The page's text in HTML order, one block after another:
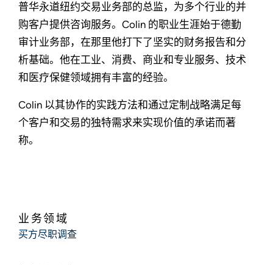
普华永道纽约交易业务部的总监，为多个行业的并
购客户提供咨询服务。Colin 的职业生涯始于德勤
审计业务部，在那里他打下了坚实的财务报告和分
析基础。他在工业、消费、商业和专业服务、技术
和医疗保健领域拥有丰富的经验。
Colin 以其协作的实践方法和通过定制战略满足每
个客户和交易的独特需求来实现价值的承诺而著
称。
业务领域
买方尽职调查